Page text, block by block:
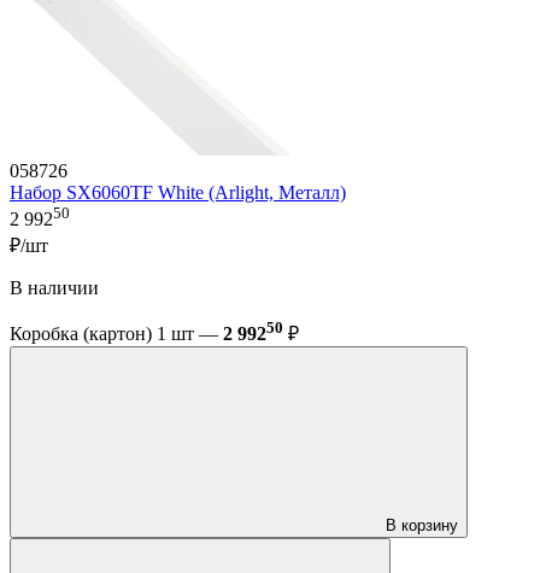
058726
Набор SX6060TF White (Arlight, Металл)
2 99250
₽/шт
В наличии
Коробка (картон) 1 шт — 2 99250 ₽
В корзину